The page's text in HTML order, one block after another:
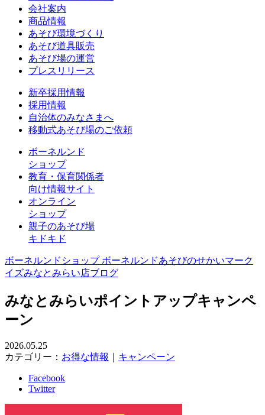
会社案内
商品情報
あそび環境づくり
あそび道具販売
あそび場の運営
プレスリリース
新卒採用情報
採用情報
自治体のみなさまへ
移動式あそび場のご依頼
ボーネルンド
ショップ
教育・保育関係者
向け情報サイト
オンライン
ショップ
親子のあそび場
キドキド
ボーネルンドショップ ボーネルンドあそびのせかいマーク
イズみなとみらい店ブログ
みなとみらいポイントアップキャンペ
ーン
2026.05.25
カテゴリー： お得な情報 キャンペーン
Facebook
Twitter